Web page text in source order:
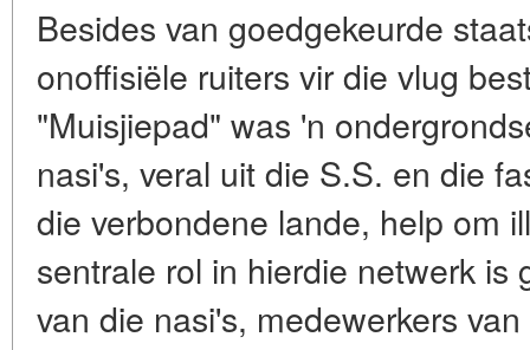
Besides van goedgekeurde
onoffisiële ruiters vir die vlug
"Muisjiepad" was 'n
nasi's, veral uit die S.S. en die
die verbondene lande, help om
sentrale rol in hierdie netwerk is
van die nasi's, medewerkers